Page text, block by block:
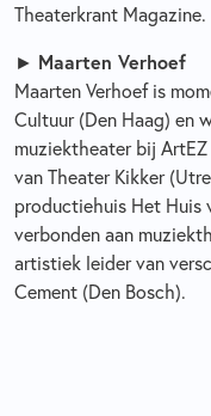
Theaterkrant Magazine.
► Maarten Verhoef
Maarten Verhoef is
Cultuur (Den Haag) en
muziektheater bij
van Theater Kikker
productiehuis Het Huis
verbonden aan
artistiek leider van
Cement (Den Bosch).